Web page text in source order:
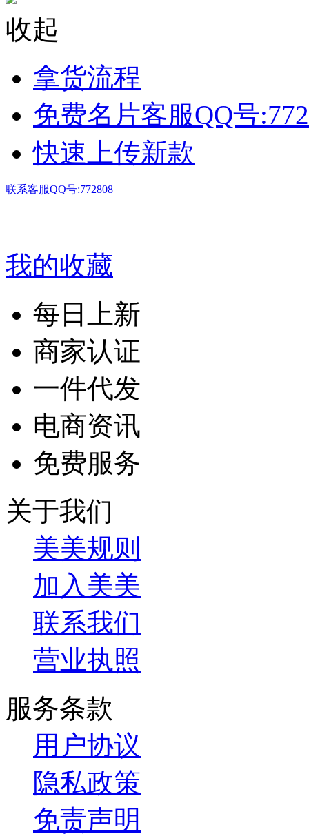
收起
拿货流程
免费名片客服QQ号
快速上传新款
联系客服QQ号:772808
我的收藏
每日上新
商家认证
一件代发
电商资讯
免费服务
关于我们
美美规则
加入美美
联系我们
营业执照
服务条款
用户协议
隐私政策
免责声明